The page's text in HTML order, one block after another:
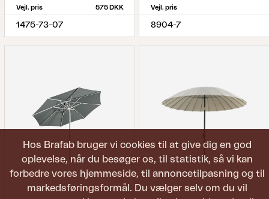
Hos Brafab bruger vi cookies til at give dig en god
oplevelse, når du besøger os, til statistik, så vi kan
forbedre vores hjemmeside, til annoncetilpasning og til
markedsføringsformål. Du vælger selv om du vil
Vejl. pris 575 DKK
1475-73-07
Vejl. pris
8904-7